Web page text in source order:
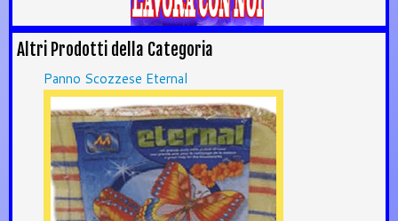
Altri Prodotti della Categoria
Panno Scozzese Eternal